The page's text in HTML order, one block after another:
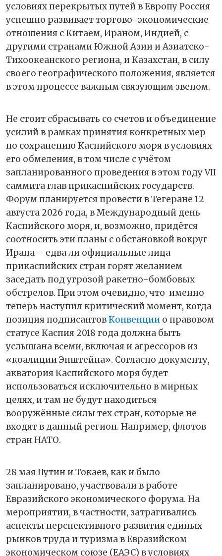
условиях перекрытых путей в Европу Россия
успешно развивает торгово-экономические
отношения с Китаем, Ираном, Индией, с
другими странами Южной Азии и Азиатско-
Тихоокеанского региона, и Казахстан, в силу
своего географического положения, является
в этом процессе важным связующим звеном.
Не стоит сбрасывать со счетов и объединение
усилий в рамках принятия конкретных мер
по сохранению Каспийского моря в условиях
его обмеления, в том числе с учётом
запланированного проведения в этом году VII
саммита глав прикаспийских государств.
Форум планируется провести в Тегеране 12
августа 2026 года, в Международный день
Каспийского моря, и, возможно, придётся
соотносить эти планы с обстановкой вокруг
Ирана – едва ли официальные лица
прикаспийских стран горят желанием
заседать под угрозой ракетно-бомбовых
обстрелов. При этом очевидно, что именно
теперь наступил критический момент, когда
позиция подписантов Конвенции о правовом
статусе Каспия 2018 года должна быть
услышана всеми, включая и агрессоров из
«коалиции Эпштейна». Согласно документу,
акватория Каспийского моря будет
использоваться исключительно в мирных
целях, и там не будут находиться
вооружённые силы тех стран, которые не
входят в данный регион. Например, флотов
стран НАТО.
28 мая Путин и Токаев, как и было
запланировано, участвовали в работе
Евразийского экономического форума. На
мероприятии, в частности, затрагивались
аспекты перспективного развития единых
рынков труда и туризма в Евразийском
экономическом союзе (ЕАЭС) в условиях